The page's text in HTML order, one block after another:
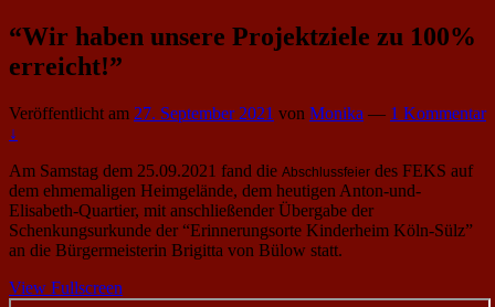
“Wir haben unsere Projektziele zu 100%
erreicht!”
Veröffentlicht am 27. September 2021 von Monika — 1 Kommentar
↓
Am Samstag dem 25.09.2021 fand die Abschlussfeier des FEKS auf
dem ehmemaligen Heimgelände, dem heutigen Anton-und-
Elisabeth-Quartier, mit anschließender Übergabe der
Schenkungsurkunde der “Erinnerungsorte Kinderheim Köln-Sülz”
an die Bürgermeisterin Brigitta von Bülow statt.
View Fullscreen